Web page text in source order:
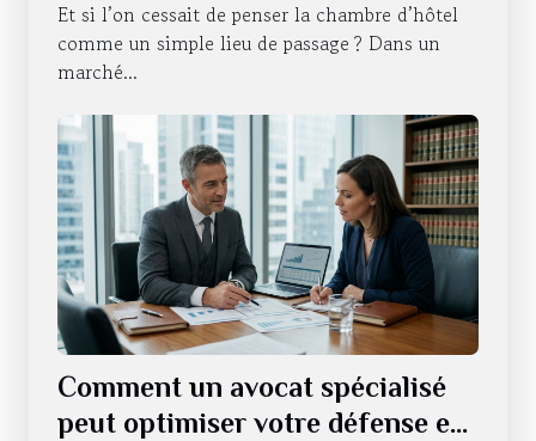
expérience sensorielle
Et si l’on cessait de penser la chambre d’hôtel
comme un simple lieu de passage ? Dans un
marché...
Comment un avocat spécialisé
peut optimiser votre défense en